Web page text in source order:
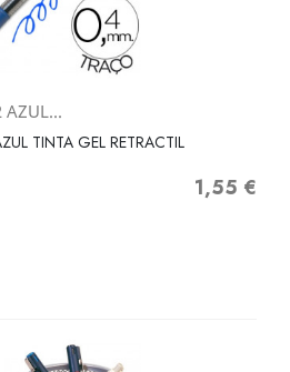
AZUL...
TINTA GEL RETRACTIL
Precio
1,55 €